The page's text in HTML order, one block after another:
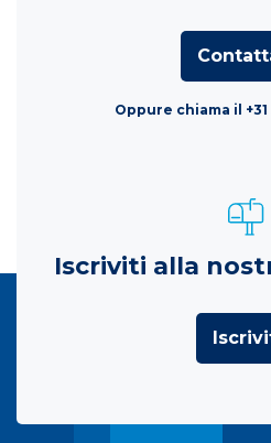
Oppure chiama il +31
Iscriviti alla